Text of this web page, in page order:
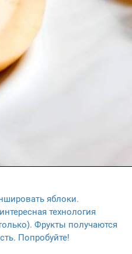
яблоки.
технология
Фрукты получаются
Попробуйте!